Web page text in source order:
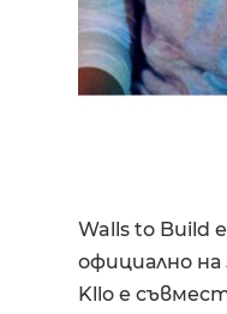
Walls to Build
официално на
Kllo е